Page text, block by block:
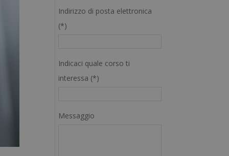
Indirizzo di posta elettronica
(*)
Indicaci quale corso ti
interessa (*)
Messaggio